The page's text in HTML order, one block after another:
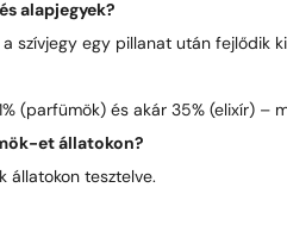
alapjegyek?
szívjegy egy pillanat után fejlődik
(parfümök) és akár 35% (elixír) –
et állatokon?
állatokon tesztelve.